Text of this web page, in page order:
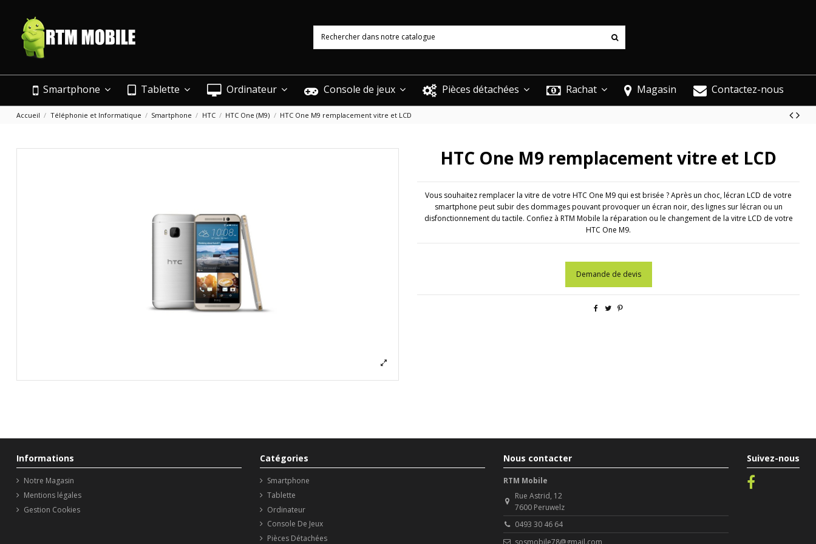
Smartphone Tablette Ordinateur Console de jeux Pièces détachées Rachat Magasin Contactez-nous
Accueil Téléphonie et Informatique Smartphone HTC HTC One (M9) HTC One M9 remplacement vitre et LCD
HTC One M9 remplacement vitre et LCD
Vous souhaitez remplacer la vitre de votre HTC One M9 qui est brisée ? Après un choc, lécran LCD de votre
smartphone peut subir des dommages pouvant provoquer un écran noir, des lignes sur lécran ou un
disfonctionnement du tactile. Confiez à RTM Mobile la réparation ou le changement de la vitre LCD de votre
HTC One M9.
Demande de devis
Informations
Notre Magasin
Mentions légales
Gestion Cookies
Catégories
Smartphone
Tablette
Ordinateur
Console De Jeux
Pièces Détachées
Nous contacter
RTM Mobile
Rue Astrid, 12
7600 Peruwelz
0493 30 46 64
sosmobile78@gmail.com
Suivez-nous